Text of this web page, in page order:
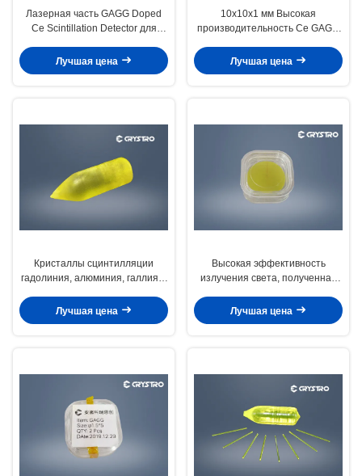
Лазерная часть GAGG Doped
Ce Scintillation Detector для
Лучшая цена
10x10x1 мм Высокая
производительность Ce GAGG
кристалл для обнаружения γ-
лучей
Лучшая цена
Кристаллы сцинтилляции
гадолиния, алюминия, галлия и
Лучшая цена
Высокая эффективность
излучения света, полученная
Gd3Al2Ga3O12 Ce GAGG Ce
Лучшая цена